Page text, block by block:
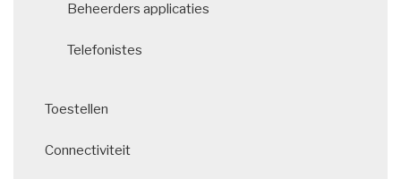
Beheerders applicaties
Telefonistes
Toestellen
Connectiviteit